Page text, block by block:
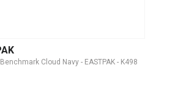
Cloud Navy - EASTPAK - K498